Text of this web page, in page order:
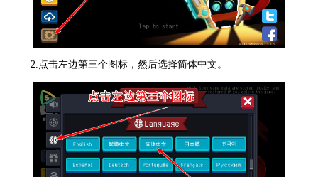
2.点击左边第三个图标，然后选择简体中文。